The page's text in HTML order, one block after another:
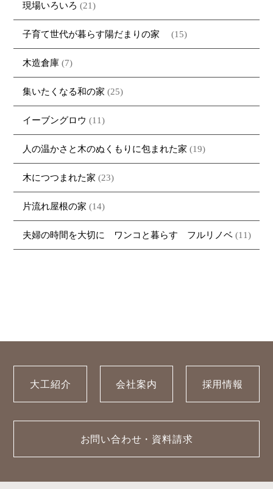
現場いろいろ (21)
子育て世代が暮らす陽だまりの家 (15)
木造倉庫 (7)
集いたくなる和の家 (25)
イーブングロウ (11)
人の温かさと木のぬくもりに包まれた家 (19)
木につつまれた家 (23)
片流れ屋根の家 (14)
夫婦の時間を大切に ワンコと暮らす フルリノベ (11)
大工紹介 会社案内 採用情報
お問い合わせ・資料請求